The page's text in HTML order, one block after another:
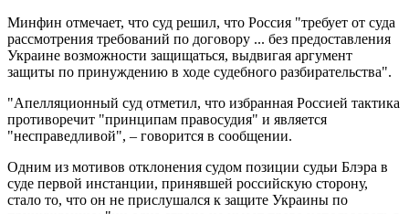
Минфин отмечает, что суд решил, что Россия "требует от суда
рассмотрения требований по договору ... без предоставления
Украине возможности защищаться, выдвигая аргумент
защиты по принуждению в ходе судебного разбирательства".
"Апелляционный суд отметил, что избранная Россией тактика
противоречит "принципам правосудия" и является
"несправедливой", – говорится в сообщении.
Одним из мотивов отклонения судом позиции судьи Блэра в
суде первой инстанции, принявшей российскую сторону,
стало то, что он не прислушался к защите Украины по